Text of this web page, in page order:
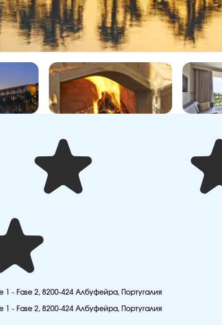
1 - Fase 2, 8200-424 Албуфейра, Португалия
1 - Fase 2, 8200-424 Албуфейра, Португалия